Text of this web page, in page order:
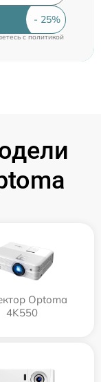
cполитикой
Optoma
4K550